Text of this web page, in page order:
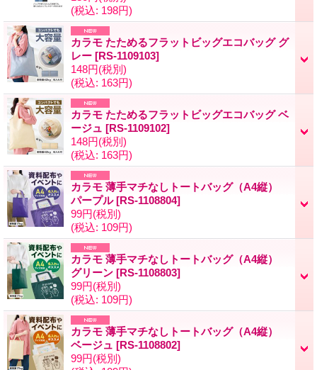
(税込: 198円)
カラモ たためるフラットビッグエコバッグ グ
レー [RS-1109103]
148円(税別)
(税込: 163円)
カラモ たためるフラットビッグエコバッグ ベ
ージュ [RS-1109102]
148円(税別)
(税込: 163円)
カラモ 薄手マチなしトートバッグ（A4縦）
パープル[RS-1108804]
99円(税別)
(税込: 109円)
カラモ 薄手マチなしトートバッグ（A4縦）
グリーン [RS-1108803]
99円(税別)
(税込: 109円)
カラモ 薄手マチなしトートバッグ（A4縦）
ベージュ [RS-1108802]
99円(税別)